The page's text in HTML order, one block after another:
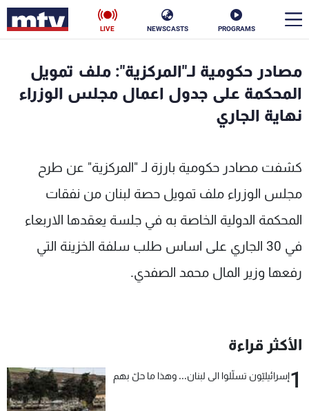
PROGRAMS
NEWSCASTS
LIVE
مصادر حكومية لـ"المركزية": ملف تمويل
المحكمة على جدول اعمال مجلس الوزراء
نهاية الجاري
كشفت مصادر حكومية بارزة لـ "المركزية" عن طرح
مجلس الوزراء ملف تمويل حصة لبنان من نفقات
المحكمة الدولية الخاصة به في جلسة يعقدها الاربعاء
في 30 الجاري على اساس طلب سلفة الخزينة التي
رفعها وزير المال محمد الصفدي.
الأكثر قراءة
1إسرائيليّون تسلّلوا الى لبنان... وهذا ما حلّ بهم
الأخبار
سياسة
منوعات رياضة
كأس العالم
الترددات
عن MTV